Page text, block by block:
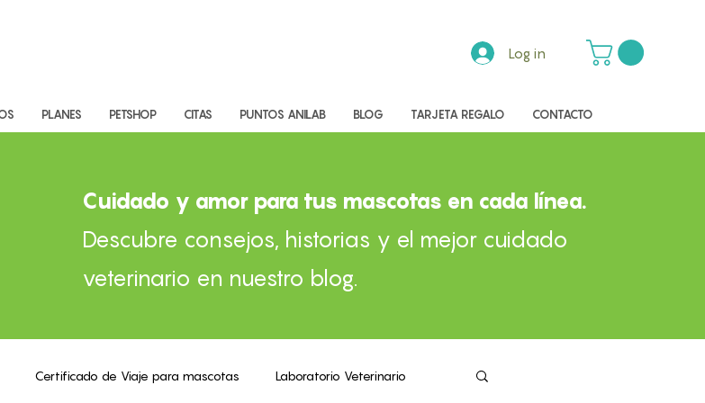
Log in
PLANES PETSHOP CITAS PUNTOS ANILAB BLOG TARJETA REGALO CONTACTO
Cuidado y amor para tus mascotas en cada línea.
Descubre consejos, historias y el mejor cuidado
veterinario en nuestro blog.
Certificado de Viaje para mascotas Laboratorio Veterinario